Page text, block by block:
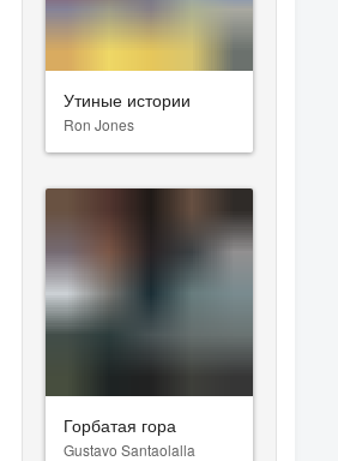
Утиные истории
Ron Jones
Горбатая гора
Gustavo Santaolalla